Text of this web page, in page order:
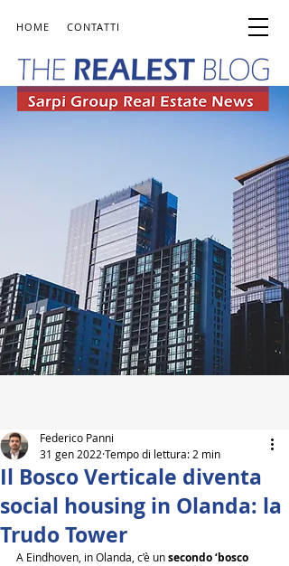
HOME CONTATTI
Il Bosco Verticale diventa
social housing in Olanda: la
Trudo Tower
Federico Panni
31 gen 2022 Tempo di lettura: 2 min
A Eindhoven, in Olanda, c’è un secondo ‘bosco